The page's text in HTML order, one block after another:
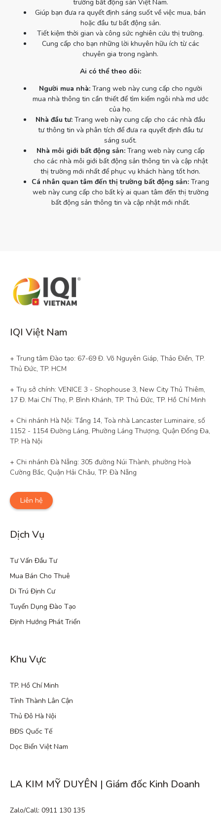
trường bất động sản Việt Nam.
Giúp bạn đưa ra quyết định sáng suốt về việc mua, bán
hoặc đầu tư bất động sản.
Tiết kiệm thời gian và công sức nghiên cứu thị trường.
Cung cấp cho bạn những lời khuyên hữu ích từ các
chuyên gia trong ngành.
Ai có thể theo dõi:
Người mua nhà:Trang web này cung cấp cho người
mua nhà thông tin cần thiết để tìm kiếm ngôi nhà mơ ước
của họ.
Nhà đầu tư: Trang web này cung cấp cho các nhà đầu
tư thông tin và phân tích để đưa ra quyết định đầu tư
sáng suốt.
Nhà môi giới bất động sản:Trang web này cung cấp
cho các nhà môi giới bất động sản thông tin và cập nhật
thị trường mới nhất để phục vụ khách hàng tốt hơn.
Cá nhân quan tâm đến thị trường bất động sản: Trang
web này cung cấp cho bất kỳ ai quan tâm đến thị trường
bất động sản thông tin và cập nhật mới nhất.
IQI Việt Nam
+ Trung tâm Đào tạo: 67-69 Đ. Võ Nguyên Giáp, Thảo Điền, TP.
Thủ Đức, TP. HCM
+ Trụ sở chính: VENICE 3 - Shophouse 3, New City Thủ Thiêm,
17 Đ. Mai Chí Thọ, P. Bình Khánh, TP. Thủ Đức, TP. Hồ Chí Minh
+ Chi nhánh Hà Nội: Tầng 14, Toà nhà Lancaster Luminaire, số
1152 - 1154 Đường Láng, Phường Láng Thượng, Quận Đống Đa,
TP. Hà Nội
+ Chi nhánh Đà Nẵng: 305 đường Núi Thành, phường Hoà
Cường Bắc, Quận Hải Châu, TP. Đà Nẵng
Liên hệ
Dịch Vụ
Tư Vấn Đầu Tư
Mua Bán Cho Thuê
Di Trú Định Cư
Tuyển Dụng Đào Tạo
Định Hướng Phát Triển
Khu Vực
TP. Hồ Chí Minh
Tỉnh Thành Lân Cận
Thủ Đô Hà Nội
BĐS Quốc Tế
Dọc Biển Việt Nam
LA KIM MỸ DUYÊN | Giám đốc Kinh Doanh
Zalo/Call: 0911 130 135